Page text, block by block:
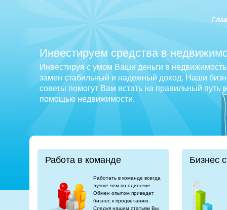
Инвестируем средства в
Инвестируя с умом Ваши деньги в
замен стабильный и надежный доход. Наши
советы помогут Вам встать на правильный путь
помощью недвижимости.
Работа в команде
Работать в команде всегда
лучше чем по одиночке.
Обмен опытом приведет
бизнес к процветанию.
Следуя нашим статьям Вы
Бизнес